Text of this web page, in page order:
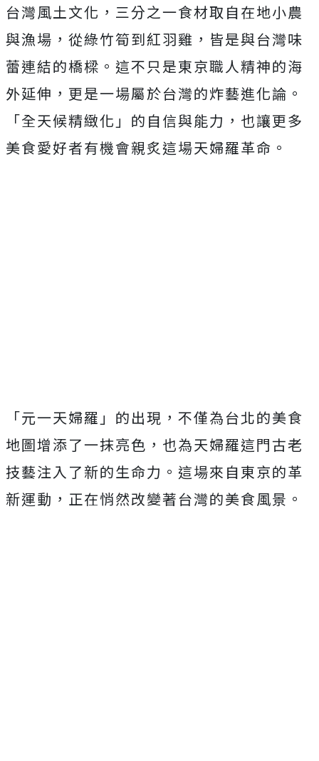
台灣風土文化，三分之一食材取自在地小農
與漁場，從綠竹筍到紅羽雞，皆是與台灣味
蕾連結的橋樑。這不只是東京職人精神的海
外延伸，更是一場屬於台灣的炸藝進化論。
「全天候精緻化」的自信與能力，也讓更多
美食愛好者有機會親炙這場天婦羅革命。
「元一天婦羅」的出現，不僅為台北的美食
地圖增添了一抹亮色，也為天婦羅這門古老
技藝注入了新的生命力。這場來自東京的革
新運動，正在悄然改變著台灣的美食風景。